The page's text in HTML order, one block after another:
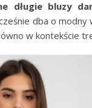
długie bluzy
dba o
w kontekście